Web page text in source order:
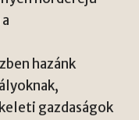
hazánk
gazdaságok